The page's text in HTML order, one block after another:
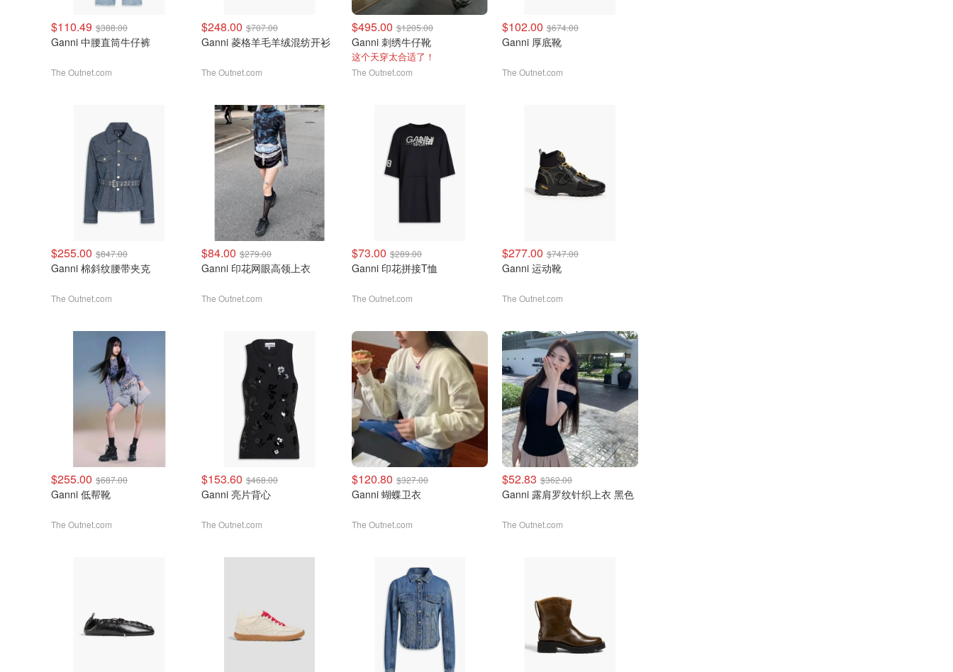
$110.49 $388.00
Ganni 中腰直筒牛仔裤
The Outnet.com
$248.00 $707.00
Ganni 菱格羊毛羊绒混纺开衫
The Outnet.com
$495.00 $1205.00
Ganni 刺绣牛仔靴
这个天穿太合适了！
The Outnet.com
$102.00 $674.00
Ganni 厚底靴
The Outnet.com
$255.00 $847.00
Ganni 棉斜纹腰带夹克
The Outnet.com
$84.00 $279.00
Ganni 印花网眼高领上衣
The Outnet.com
$73.00 $289.00
Ganni 印花拼接T恤
The Outnet.com
$277.00 $747.00
Ganni 运动靴
The Outnet.com
$255.00 $687.00
Ganni 低帮靴
The Outnet.com
$153.60 $468.00
Ganni 亮片背心
The Outnet.com
$120.80 $327.00
Ganni 蝴蝶卫衣
The Outnet.com
$52.83 $362.00
Ganni 露肩罗纹针织上衣 黑色
The Outnet.com